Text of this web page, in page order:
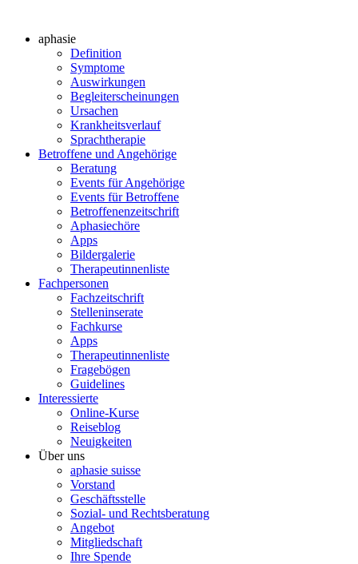
aphasie
Definition
Symptome
Auswirkungen
Begleiterscheinungen
Ursachen
Krankheitsverlauf
Sprachtherapie
Betroffene und Angehörige
Beratung
Events für Angehörige
Events für Betroffene
Betroffenenzeitschrift
Aphasiechöre
Apps
Bildergalerie
Therapeutinnenliste
Fachpersonen
Fachzeitschrift
Stelleninserate
Fachkurse
Apps
Therapeutinnenliste
Fragebögen
Guidelines
Interessierte
Online-Kurse
Reiseblog
Neuigkeiten
Über uns
aphasie suisse
Vorstand
Geschäftsstelle
Sozial- und Rechtsberatung
Angebot
Mitgliedschaft
Ihre Spende